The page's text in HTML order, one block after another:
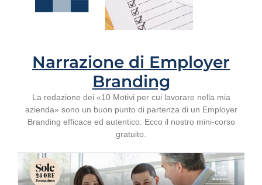
Narrazione di Employer
Branding
La redazione dei «10 Motivi per cui lavorare nella mia
azienda» sono un buon punto di partenza di un Employer
Branding efficace ed autentico. Ecco il nostro mini-corso
gratuito.